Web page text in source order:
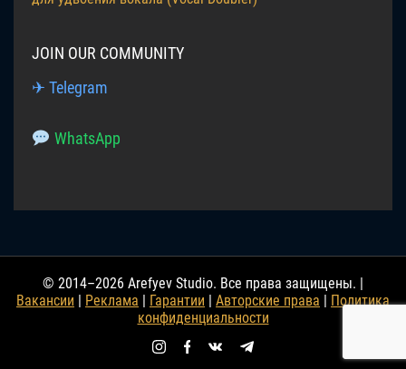
JOIN OUR COMMUNITY
✈ Telegram
WhatsApp
© 2014–2026 Arefyev Studio. Все права защищены. |
Вакансии | Реклама | Гарантии | Авторские права | Политика
конфиденциальности